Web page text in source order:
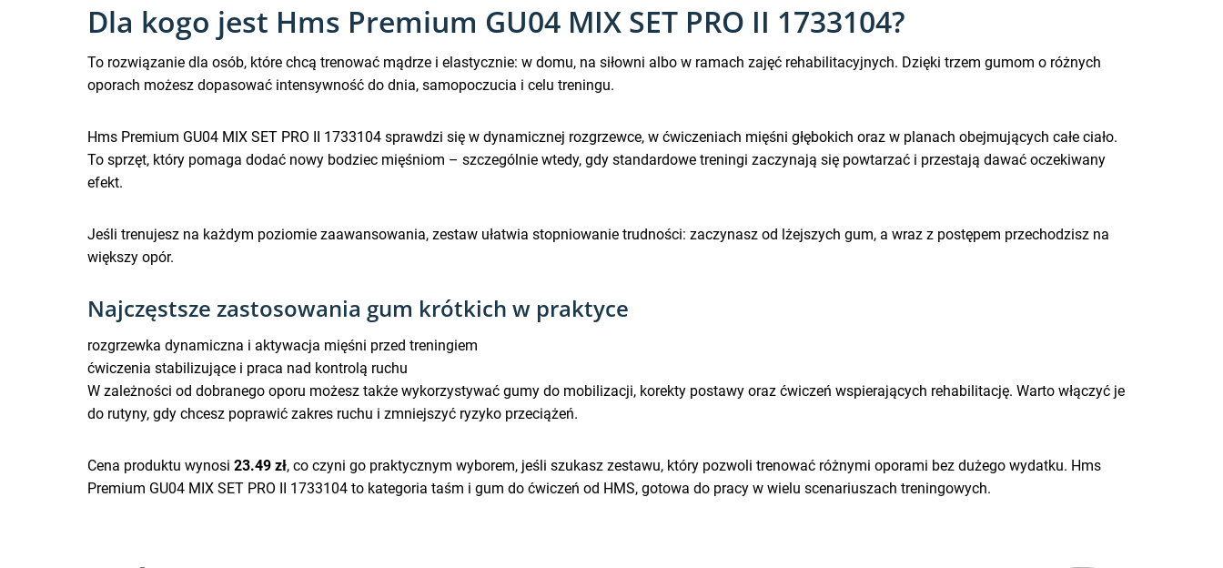
Dla kogo jest Hms Premium GU04 MIX SET PRO II 1733104?
To rozwiązanie dla osób, które chcą trenować mądrze i elastycznie: w domu, na siłowni albo w ramach zajęć rehabilitacyjnych. Dzięki trzem gumom o różnych
oporach możesz dopasować intensywność do dnia, samopoczucia i celu treningu.
Hms Premium GU04 MIX SET PRO II 1733104 sprawdzi się w dynamicznej rozgrzewce, w ćwiczeniach mięśni głębokich oraz w planach obejmujących całe ciało.
To sprzęt, który pomaga dodać nowy bodziec mięśniom – szczególnie wtedy, gdy standardowe treningi zaczynają się powtarzać i przestają dawać oczekiwany
efekt.
Jeśli trenujesz na każdym poziomie zaawansowania, zestaw ułatwia stopniowanie trudności: zaczynasz od lżejszych gum, a wraz z postępem przechodzisz na
większy opór.
Najczęstsze zastosowania gum krótkich w praktyce
rozgrzewka dynamiczna i aktywacja mięśni przed treningiem
ćwiczenia stabilizujące i praca nad kontrolą ruchu
W zależności od dobranego oporu możesz także wykorzystywać gumy do mobilizacji, korekty postawy oraz ćwiczeń wspierających rehabilitację. Warto włączyć je
do rutyny, gdy chcesz poprawić zakres ruchu i zmniejszyć ryzyko przeciążeń.
Cena produktu wynosi 23.49 zł, co czyni go praktycznym wyborem, jeśli szukasz zestawu, który pozwoli trenować różnymi oporami bez dużego wydatku. Hms
Premium GU04 MIX SET PRO II 1733104 to kategoria taśm i gum do ćwiczeń od HMS, gotowa do pracy w wielu scenariuszach treningowych.